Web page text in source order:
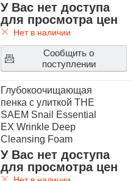
У Вас нет доступа
для просмотра цен
Нет в наличии
Сообщить о
поступлении
Глубокоочищающая
пенка с улиткой THE
SAEM Snail Essential
EX Wrinkle Deep
Cleansing Foam
У Вас нет доступа
для просмотра цен